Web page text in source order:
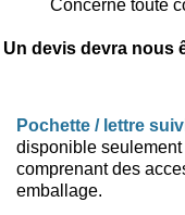
Concerne toute
Un devis devra nous
Pochette / lettre
disponible
comprenant des
emballage.